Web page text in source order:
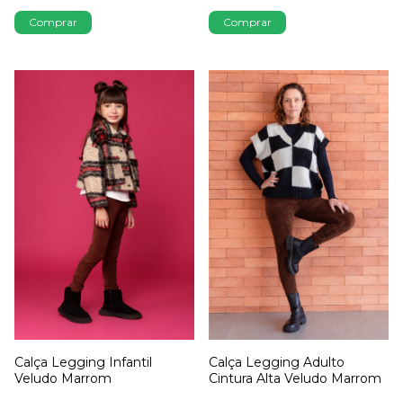
Comprar Comprar
Calça Legging Infantil
Veludo Marrom
Calça Legging Adulto
Cintura Alta Veludo Marrom